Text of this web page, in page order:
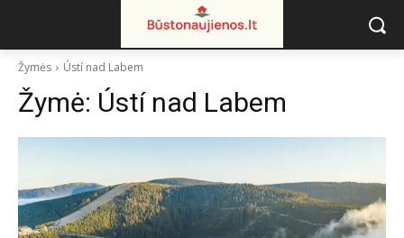
Žymės Ústí nad Labem
Žymė: Ústí nad Labem